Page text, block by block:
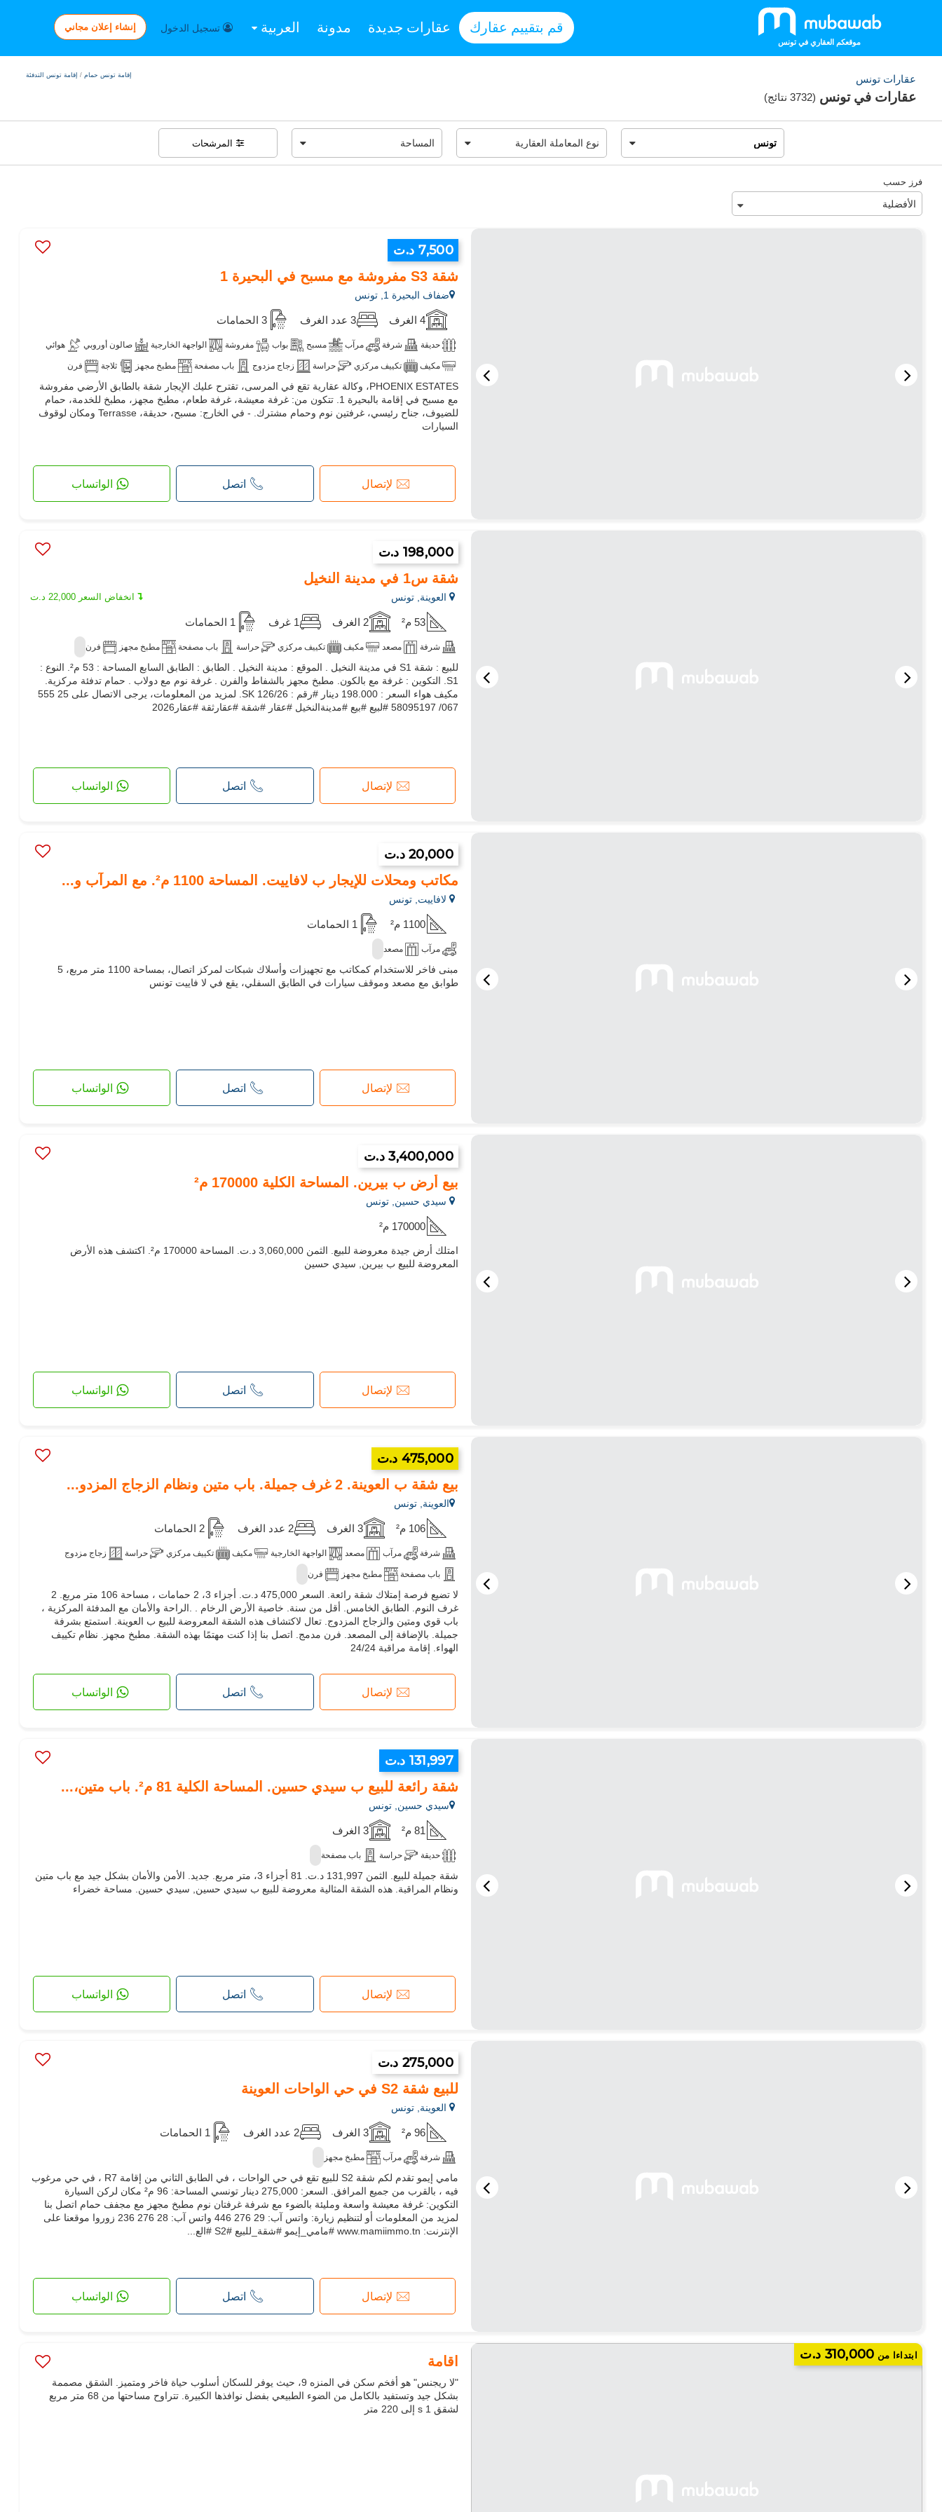
موقعكم العقاري في تونس
قم بتقييم عقارك عقارات جديدة مدونة العربية تسجيل الدخول إنشاء إعلان مجاني
عقارات تونس
عقارات في تونس (3732 نتائج )
إقامة تونس حمام / إقامة تونس التدفئة
المرشحات
فرز حسب
7,500 د.ت
شقة S3 مفروشة مع مسبح في البحيرة 1
ضفاف البحيرة 1, تونس
4 الغرف 3 عدد الغرف 3 الحمامات
حديقة شرفة مرآب مسبح بواب مفروشة الواجهة الخارجية صالون أوروبي هوائي
مكيف تكييف مركزي حراسة زجاج مزدوج باب مصفحة مطبخ مجهز ثلاجة فرن
تلفزيون آلة غسيل ميكروويف انترنت مسموح بدخول الحيوانات الأليفة
PHOENIX ESTATES، وكالة عقارية تقع في المرسى، تقترح عليك الإيجار شقة بالطابق الأرضي مفروشة
مع مسبح في إقامة بالبحيرة 1. تتكون من: غرفة معيشة، غرفة طعام، مطبخ مجهز، مطبخ للخدمة، حمام
للضيوف، جناح رئيسي، غرفتين نوم وحمام مشترك. - في الخارج: مسبح، حديقة، Terrasse ومكان لوقوف
السيارات
لإتصال اتصل الواتساب
198,000 د.ت
شقة س1 في مدينة النخيل
العوينة, تونس انخفاض السعر 22,000 د.ت
53 م² 2 الغرف 1 غرف 1 الحمامات
شرفة مصعد مكيف تكييف مركزي حراسة باب مصفحة مطبخ مجهز فرن
للبيع : شقة S1 في مدينة النخيل . الموقع : مدينة النخيل . الطابق : الطابق السابع المساحة : 53 م². النوع :
S1. التكوين : غرفة مع بالكون. مطبخ مجهز بالشفاط والفرن . غرفة نوم مع دولاب . حمام تدفئة مركزية.
مكيف هواء السعر : 198.000 دينار #رقم : SK 126/26. لمزيد من المعلومات، يرجى الاتصال على 25 555
067/ 58095197 #لبيع #بيع #مدينةالنخيل #عقار #شقة #عقارثقة #عقار2026
لإتصال اتصل الواتساب
20,000 د.ت
مكاتب ومحلات للإيجار ب لافاييت. المساحة 1100 م². مع المرآب و...
لافاييت, تونس
1100 م² 1 الحمامات
مرآب مصعد
مبنى فاخر للاستخدام كمكاتب مع تجهيزات وأسلاك شبكات لمركز اتصال، بمساحة 1100 متر مربع، 5
طوابق مع مصعد وموقف سيارات في الطابق السفلي، يقع في لا فاييت تونس
لإتصال اتصل الواتساب
3,400,000 د.ت
بيع أرض ب بيرين. المساحة الكلية 170000 م²
سيدي حسين, تونس
170000 م²
امتلك أرض جيدة معروضة للبيع. الثمن 3,060,000 د.ت. المساحة 170000 م². اكتشف هذه الأرض
المعروضة للبيع ب بيرين, سيدي حسين
لإتصال اتصل الواتساب
475,000 د.ت
بيع شقة ب العوينة. 2 غرف جميلة. باب متين ونظام الزجاج المزدو...
العوينة, تونس
106 م² 3 الغرف 2 عدد الغرف 2 الحمامات
شرفة مرآب مصعد الواجهة الخارجية مكيف تكييف مركزي حراسة زجاج مزدوج
باب مصفحة مطبخ مجهز فرن
لا تضيع فرصة إمتلاك شقة رائعة. السعر 475,000 د.ت. أجزاء 3، 2 حمامات ، مساحة 106 متر مربع. 2
غرف النوم. الطابق الخامس. أقل من سنة. خاصية الأرض الرخام . .الراحة والأمان مع المدفئة المركزية ،
باب قوي ومتين والزجاج المزدوج. تعال لاكتشاف هذه الشقة المعروضة للبيع ب العوينة. استمتع بشرفة
جميلة. بالإضافة إلى المصعد. فرن مدمج. اتصل بنا إذا كنت مهتمًا بهذه الشقة. مطبخ مجهز. نظام تكييف
الهواء. إقامة مراقبة 24/24
لإتصال اتصل الواتساب
131,997 د.ت
شقة رائعة للبيع ب سيدي حسين. المساحة الكلية 81 م². باب متين،...
سيدي حسين, تونس
81 م² 3 الغرف
حديقة حراسة باب مصفحة
شقة جميلة للبيع. الثمن 131,997 د.ت. 81 أجزاء 3، متر مربع. جديد. الأمن والأمان بشكل جيد مع باب متين
ونظام المراقبة. هذه الشقة المثالية معروضة للبيع ب سيدي حسين, سيدي حسين. مساحة خضراء
لإتصال اتصل الواتساب
275,000 د.ت
للبيع شقة S2 في حي الواحات العوينة
العوينة, تونس
96 م² 3 الغرف 2 عدد الغرف 1 الحمامات
شرفة مرآب مطبخ مجهز
مامي إيمو تقدم لكم شقة S2 للبيع تقع في حي الواحات ، في الطابق الثاني من إقامة R7 ، في حي مرغوب
فيه ، بالقرب من جميع المرافق. السعر: 275,000 دينار تونسي المساحة: 96 م² مكان لركن السيارة
التكوين: غرفة معيشة واسعة ومليئة بالضوء مع شرفة غرفتان نوم مطبخ مجهز مع مجفف حمام اتصل بنا
لمزيد من المعلومات أو لتنظيم زيارة: واتس آب: 29 276 446 واتس آب: 28 276 236 زوروا موقعنا على
الإنترنت: www.mamiimmo.tn #مامي_إيمو #شقة_للبيع #S2 #الع...
لإتصال اتصل الواتساب
ابتداءا من 310,000 د.ت اقامة
"لا ريجنس" هو أفخم سكن في المنزه 9، حيث يوفر للسكان أسلوب حياة فاخر ومتميز. الشقق مصممة
بشكل جيد وتستفيد بالكامل من الضوء الطبيعي بفضل نوافذها الكبيرة. تتراوح مساحتها من 68 متر مربع
لشقق s 1 إلى 220 متر